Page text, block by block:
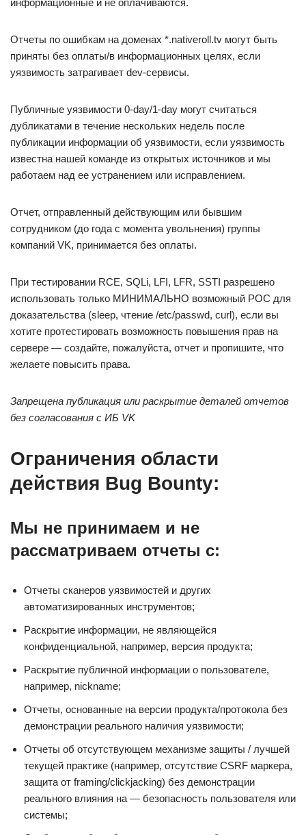
информационные и не оплачиваются.
Отчеты по ошибкам на доменах *.nativeroll.tv могут быть
приняты без оплаты/в информационных целях, если
уязвимость затрагивает dev-сервисы.
Публичные уязвимости 0-day/1-day могут считаться
дубликатами в течение нескольких недель после
публикации информации об уязвимости, если уязвимость
известна нашей команде из открытых источников и мы
работаем над ее устранением или исправлением.
Отчет, отправленный действующим или бывшим
сотрудником (до года с момента увольнения) группы
компаний VK, принимается без оплаты.
При тестировании RCE, SQLi, LFI, LFR, SSTI разрешено
использовать только МИНИМАЛЬНО возможный POC для
доказательства (sleep, чтение /etc/passwd, curl), если вы
хотите протестировать возможность повышения прав на
сервере — создайте, пожалуйста, отчет и пропишите, что
желаете повысить права.
Запрещена публикация или раскрытие деталей отчетов
без согласования с ИБ VK
Ограничения области
действия Bug Bounty:
Мы не принимаем и не
рассматриваем отчеты с:
Отчеты сканеров уязвимостей и других
автоматизированных инструментов;
Раскрытие информации, не являющейся
конфиденциальной, например, версия продукта;
Раскрытие публичной информации о пользователе,
например, nickname;
Отчеты, основанные на версии продукта/протокола без
демонстрации реального наличия уязвимости;
Отчеты об отсутствующем механизме защиты / лучшей
текущей практике (например, отсутствие CSRF маркера,
защита от framing/clickjacking) без демонстрации
реального влияния на — безопасность пользователя или
системы;